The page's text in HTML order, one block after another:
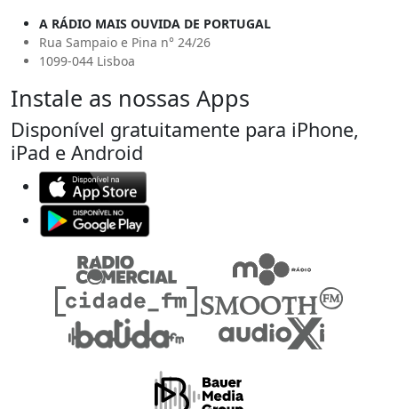
A RÁDIO MAIS OUVIDA DE PORTUGAL
Rua Sampaio e Pina n° 24/26
1099-044 Lisboa
Instale as nossas Apps
Disponível gratuitamente para iPhone,
iPad e Android